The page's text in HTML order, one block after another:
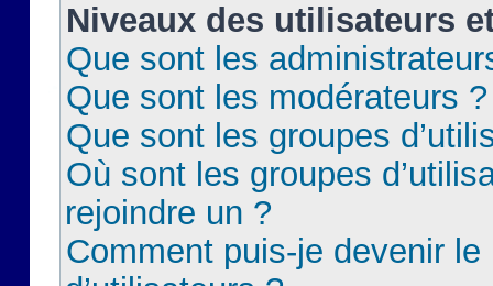
Niveaux des utilisateurs
Que sont les
Que sont les modérateurs ?
Que sont les groupes
Où sont les groupes
rejoindre un ?
Comment puis-je devenir le